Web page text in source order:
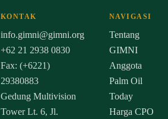
KONTAK
info.gimni@gimni.org
+62 21 2938 0830
Fax: (+6221)
29380883
Gedung Multivision
Tower Lt. 6, Jl.
NAVIGASI
Tentang
GIMNI
Anggota
Palm Oil
Today
Harga CPO